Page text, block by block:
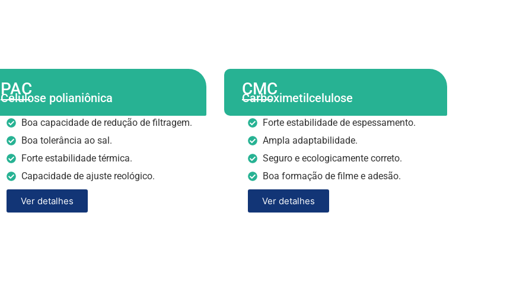
PAC
Celulose polianiônica
Boa capacidade de redução de filtragem.
Boa tolerância ao sal.
Forte estabilidade térmica.
Capacidade de ajuste reológico.
Ver detalhes
CMC
Carboximetilcelulose
Forte estabilidade de espessamento.
Ampla adaptabilidade.
Seguro e ecologicamente correto.
Boa formação de filme e adesão.
Ver detalhes